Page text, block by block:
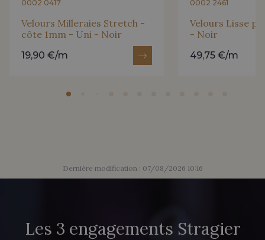
0002 0417
Velours Milleraies Stretch -
côte 1mm - Uni - Noir
19,90 €/m
0002 2461
Velours Lisse
- Noir
49,75 €/m
Dernière modification : 07/08/2026 10:16
Les 3 engagements Stragier